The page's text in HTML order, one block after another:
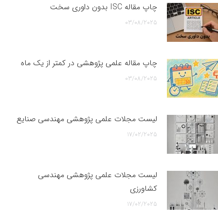
چاپ مقاله ISC بدون داوری سخت
03/08/2025
چاپ مقاله علمی پژوهشی در کمتر از یک ماه
03/08/2025
لیست مجلات علمی پژوهشی مهندسی صنایع
17/02/2025
لیست مجلات علمی پژوهشی مهندسی
کشاورزی
17/02/2025